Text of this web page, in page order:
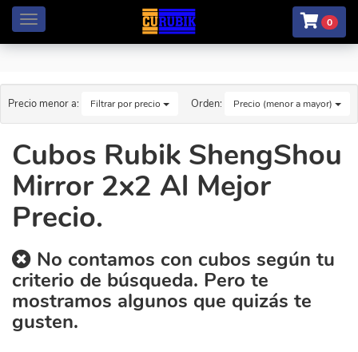
Menú 0
Precio menor a: Filtrar por precio Orden: Precio (menor a mayor)
Cubos Rubik ShengShou
Mirror 2x2 Al Mejor
Precio.
No contamos con cubos según tu
criterio de búsqueda. Pero te
mostramos algunos que quizás te
gusten.